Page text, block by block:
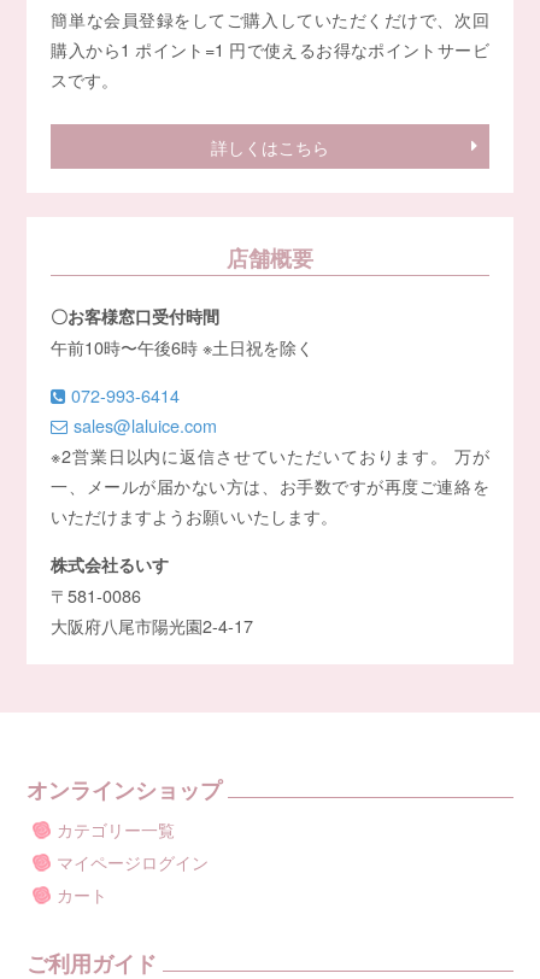
簡単な会員登録をしてご購入していただくだけで、次回
購入から1 ポイント=1 円で使えるお得なポイントサービ
スです。
詳しくはこちら
店舗概要
〇お客様窓口受付時間
午前10時〜午後6時 ※土日祝を除く
072-993-6414
sales@laluice.com
※2営業日以内に返信させていただいております。 万が
一、メールが届かない方は、お手数ですが再度ご連絡を
いただけますようお願いいたします。
株式会社るいす
〒581-0086
大阪府八尾市陽光園2-4-17
オンラインショップ
カテゴリー一覧
マイページログイン
カート
ご利用ガイド